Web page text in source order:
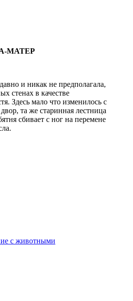
МАТЕР
и никак не предполагала,
стенах в качестве
Здесь мало что изменилось с
та же старинная лестница
сбивает с ног на перемене
с животными